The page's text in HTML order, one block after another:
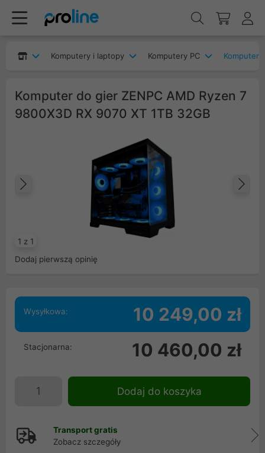
Komputery i laptopy Komputery PC
Komputer do gier ZENPC AMD Ryzen 7
9800X3D RX 9070 XT 1TB 32GB
1 z 1
Poprzedni
Dodaj pierwszą opinię
Wysyłkowa: 10 249,00 zł
Stacjonarna: 10 460,00 zł
Dodaj do koszyka
Transport gratis
Zobacz szczegóły